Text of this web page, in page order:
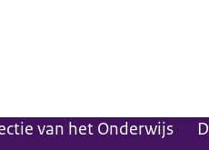
van het Onderwijs